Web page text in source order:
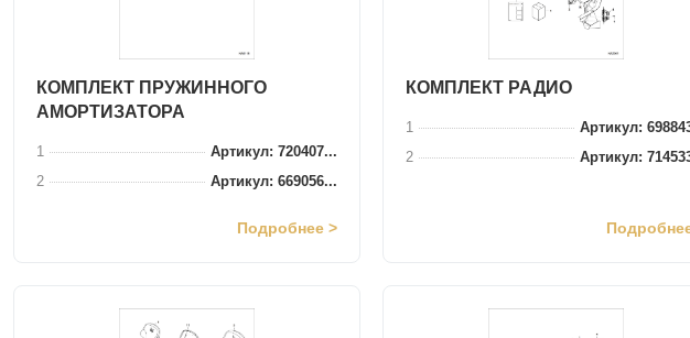
КОМПЛЕКТ ПРУЖИННОГО
АМОРТИЗАТОРА
1
Артикул: 720407...
2
Артикул: 669056...
Подробнее >
КОМПЛЕКТ РАДИО
1
Артикул:
2
Артикул: